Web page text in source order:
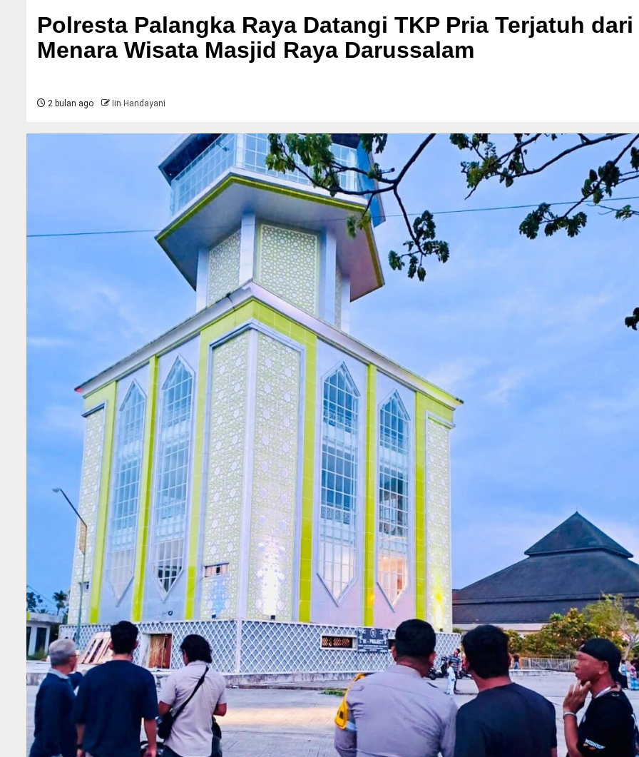
Polresta Palangka Raya Datangi TKP Pria Terjatuh dari
Menara Wisata Masjid Raya Darussalam
2 bulan ago Iin Handayani